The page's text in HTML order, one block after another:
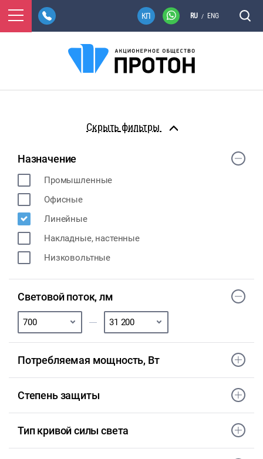
RU / ENG
фильтры
Назначение
Промышленные
Офисные
Линейные
Накладные, настенные
Низковольтные
Световой поток, лм
Потребляемая мощность, Вт
Степень защиты
Тип кривой силы света